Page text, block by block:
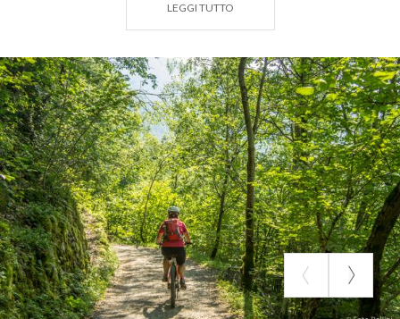
strutture idriche quali ponti e briglie. Si giunge
la discesa su strada asfaltata per tornare a Piateda.
(testo e dati tecnici a cura di Federico Pollini -
Descrizione e tempi di percorrenza relativi a ebike ma
fattibili anche per MTB muscolari)
Luogo partenza/ritorno:Piateda 310 m
Luogo arrivo/quota massima:Gaggio 1050 m
Dislivello totale salite:740 m
Dislivello totale discese:740 m
Lunghezza totale salite:10 km
Lunghezza totale discese:10,3 km
LEGGI TUTTO